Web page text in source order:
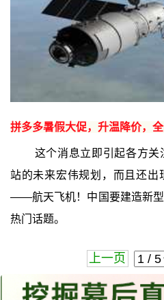
拼多多暑假大促，升温降价，
这个消息立即引起各方关
站的未来宏伟规划，而且还
——航天飞机！中国要建造新
热门话题。
上一页